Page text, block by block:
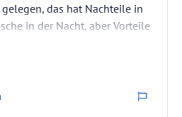
das hat Nachteile in
in der Nacht, aber Vorteile